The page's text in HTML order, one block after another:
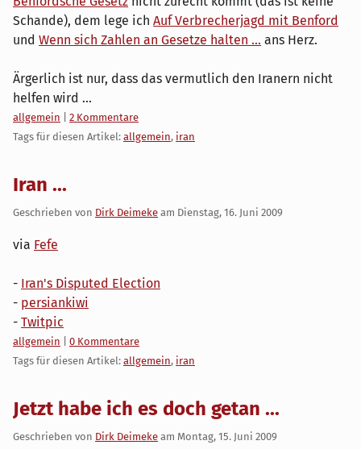
Schande), dem lege ich Auf Verbrecherjagd mit Benford
und Wenn sich Zahlen an Gesetze halten ... ans Herz.
Ärgerlich ist nur, dass das vermutlich den Iranern nicht
helfen wird ...
Kategorien:
allgemein
2 Kommentare
Tags für diesen Artikel: allgemein, iran
Iran ...
Geschrieben von Dirk Deimeke am Dienstag, 16. Juni 2009
via Fefe
- Iran's Disputed Election
- persiankiwi
- Twitpic
Kategorien:
allgemein
0 Kommentare
Tags für diesen Artikel: allgemein, iran
Jetzt habe ich es doch getan ...
Geschrieben von Dirk Deimeke am Montag, 15. Juni 2009